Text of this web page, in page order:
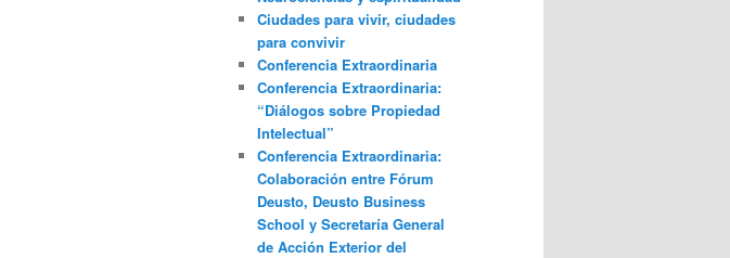
Ciudades para vivir, ciudades
para convivir
Conferencia Extraordinaria
Conferencia Extraordinaria:
“Diálogos sobre Propiedad
Intelectual”
Conferencia Extraordinaria:
Colaboración entre Fórum
Deusto, Deusto Business
School y Secretaría General
de Acción Exterior del